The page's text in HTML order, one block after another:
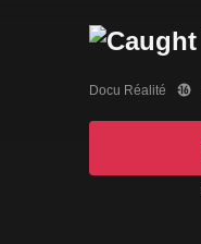
Docu Réalité